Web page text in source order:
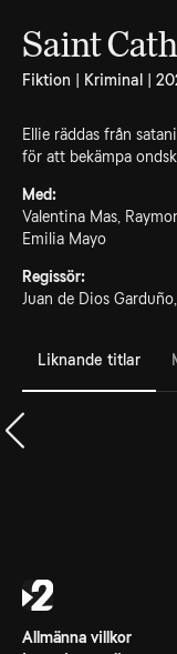
Saint
Fiktion | Kriminal |
Ellie räddas från
för att bekämpa
Med:
Valentina Mas,
Emilia Mayo
Regissör:
Juan de Dios
Liknande titlar
Allmänna villkor